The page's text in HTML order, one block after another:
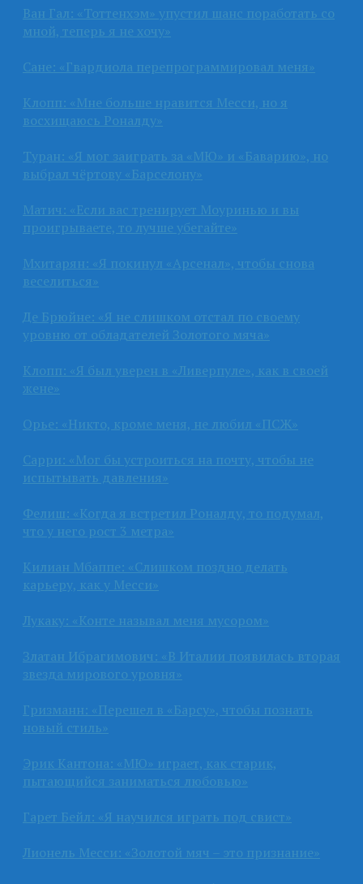
Ван Гал: «Тоттенхэм» упустил шанс поработать со
мной, теперь я не хочу»
Сане: «Гвардиола перепрограммировал меня»
Клопп: «Мне больше нравится Месси, но я
восхищаюсь Роналду»
Туран: «Я мог заиграть за «МЮ» и «Баварию», но
выбрал чёртову «Барселону»
Матич: «Если вас тренирует Моуринью и вы
проигрываете, то лучше убегайте»
Мхитарян: «Я покинул «Арсенал», чтобы снова
веселиться»
Де Брюйне: «Я не слишком отстал по своему
уровню от обладателей Золотого мяча»
Клопп: «Я был уверен в «Ливерпуле», как в своей
жене»
Орье: «Никто, кроме меня, не любил «ПСЖ»
Сарри: «Мог бы устроиться на почту, чтобы не
испытывать давления»
Фелиш: «Когда я встретил Роналду, то подумал,
что у него рост 3 метра»
Килиан Мбаппе: «Слишком поздно делать
карьеру, как у Месси»
Лукаку: «Конте называл меня мусором»
Златан Ибрагимович: «В Италии появилась вторая
звезда мирового уровня»
Гризманн: «Перешел в «Барсу», чтобы познать
новый стиль»
Эрик Кантона: «МЮ» играет, как старик,
пытающийся заниматься любовью»
Гарет Бейл: «Я научился играть под свист»
Лионель Месси: «Золотой мяч – это признание»